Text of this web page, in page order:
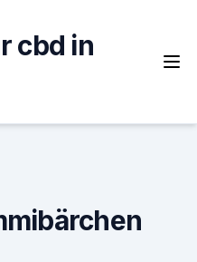
cbd in